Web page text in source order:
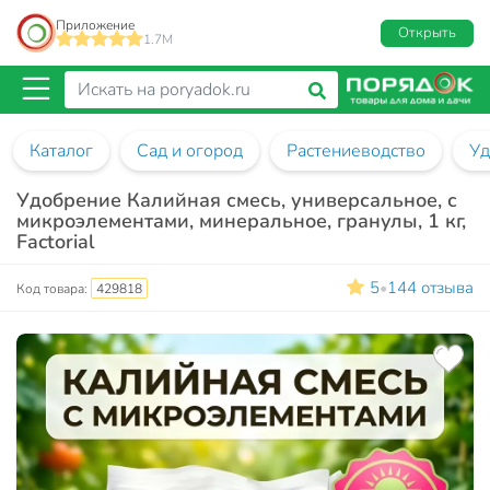
Приложение
1.7M
Открыть
Каталог Сад и огород Растениеводство
Удобрение Калийная смесь, универсальное, с
микроэлементами, минеральное, гранулы, 1 кг,
Factorial
Код товара: 429818 5•144 отзыва